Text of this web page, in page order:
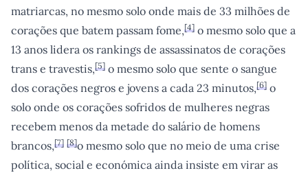
matriarcas, no mesmo solo onde mais de 33 milhões de
corações que batem passam fome,[4] o mesmo solo que a
13 anos lidera os rankings de assassinatos de corações
trans e travestis,[5] o mesmo solo que sente o sangue
dos corações negros e jovens a cada 23 minutos,[6] o
solo onde os corações sofridos de mulheres negras
recebem menos da metade do salário de homens
brancos,[7] [8]o mesmo solo que no meio de uma crise
política, social e económica ainda insiste em virar as